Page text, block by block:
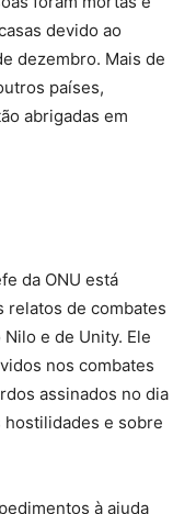
devido ao
dezembro. Mais de
países,
abrigadas em
da ONU está
relatos de combates
e de Unity. Ele
nos combates
assinados no dia
hostilidades e sobre
à ajuda